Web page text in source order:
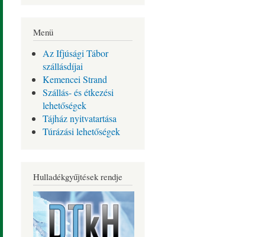
Menü
Az Ifjúsági Tábor
szállásdíjai
Kemencei Strand
Szállás- és étkezési
lehetőségek
Tájház nyitvatartása
Túrázási lehetőségek
Hulladékgyűjtések rendje